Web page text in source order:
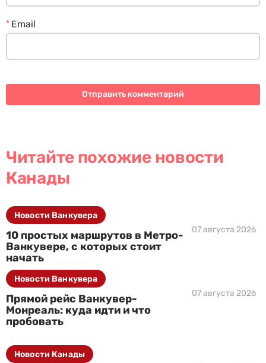
Email
*
Читайте похожие новости
Канады
10 простых маршрутов в Метро-
Ванкувере, с которых стоит
начать
07 августа 2026
Новости Ванкувера
Прямой рейс Ванкувер-
Монреаль: куда идти и что
пробовать
07 августа 2026
Новости Ванкувера
Новости Канады